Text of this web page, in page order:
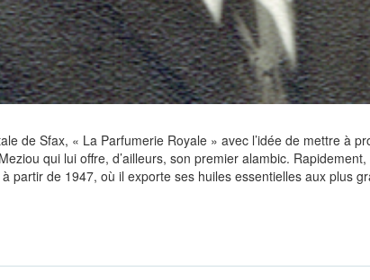
de Sfax, « La Parfumerie Royale » avec l’idée de mettre à
qui lui offre, d’ailleurs, son premier alambic.
partir de 1947, où il exporte ses huiles essentielles aux plus